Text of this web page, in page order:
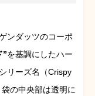
ンダッツのコーポ
”を基調にしたハー
リーズ名（Crispy
の中央部は透明に